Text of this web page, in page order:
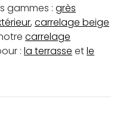
gammes : grès
, carrelage beige
carrelage
: la terrasse etle